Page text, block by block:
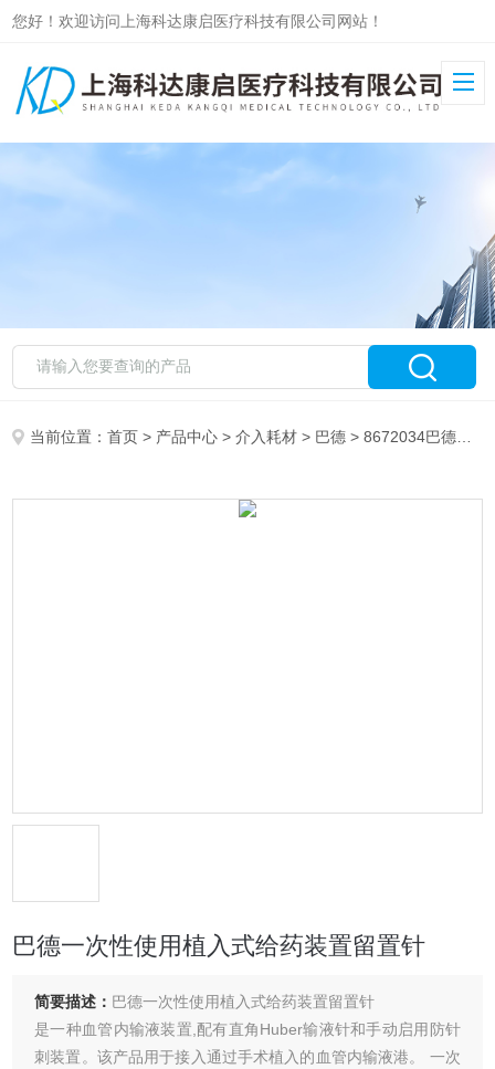
您好！欢迎访问上海科达康启医疗科技有限公司网站！
当前位置：首页 > 产品中心 >介入耗材 > 巴德 > 8672034巴德一次性使用植入式给药装置留置针
巴德一次性使用植入式给药装置留置针
简要描述： 巴德一次性使用植入式给药装置留置针
是一种血管内输液装置,配有直角Huber输液针和手动启用防针
刺装置。该产品用于接入通过手术植入的血管内输液港。 一次